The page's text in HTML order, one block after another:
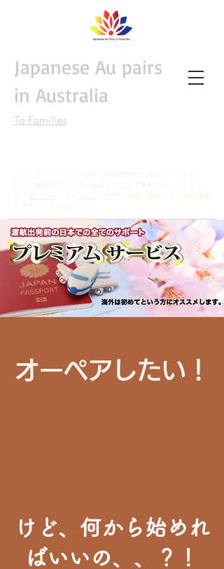
Japanese Au pairs
in Australia
オーペア、デミペアのお申し込み受付中！登録、インタビュ
ー、ご希望のファミリー検索までは全て無料で行っておりま
インスタ 、また ブログ
にて求人情報、現地からの最新情報
を発信しております。
To Families
オーペアしたい！
けど、何から始めれ
ばいいの、、？！